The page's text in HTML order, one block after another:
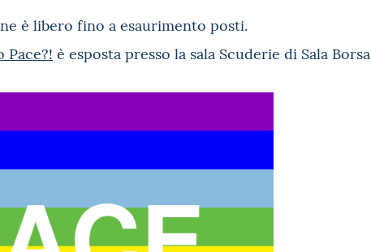
è libero fino a esaurimento posti.
Pace?! è esposta presso la sala Scuderie di Sala Borsa